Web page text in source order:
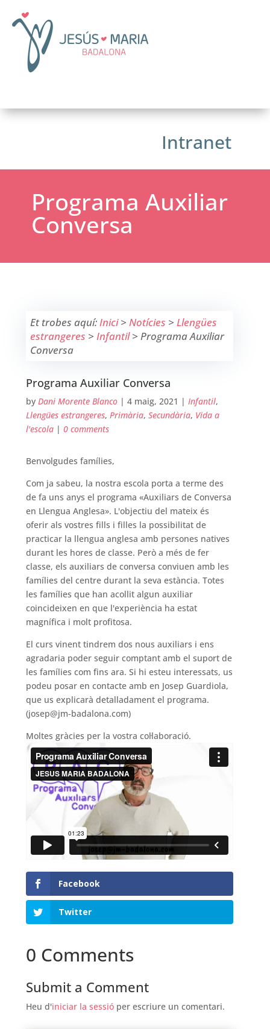
Intranet
Programa Auxiliar
Conversa
Et trobes aquí:Inici> Notícies > Llengües
estrangeres > Infantil> Programa Auxiliar
Conversa
Programa Auxiliar Conversa
by Dani Morente Blanco | 4 maig, 2021 | Infantil,
Llengües estrangeres, Primària, Secundària, Vida a
l'escola | 0 comments
Benvolgudes famílies,
Com ja sabeu, la nostra escola porta a terme des
de fa uns anys el programa «Auxiliars de Conversa
en Llengua Anglesa». L'objectiu del mateix és
oferir als vostres fills i filles la possibilitat de
practicar la llengua anglesa amb persones natives
durant les hores de classe. Però a més de fer
classe, els auxiliars de conversa conviuen amb les
famílies del centre durant la seva estància. Totes
les famílies que han acollit algun auxiliar
coincideixen en que l'experiència ha estat
magnífica i molt profitosa.
El curs vinent tindrem dos nous auxiliars i ens
agradaria poder seguir comptant amb el suport de
les famílies com fins ara. Si hi esteu interessats, us
podeu posar en contacte amb en Josep Guardiola,
que us explicarà detalladament el programa.
(josep@jm-badalona.com)
Moltes gràcies per la vostra col·laboració.
Facebook
Twitter
0 Comments
Submit a Comment
Heu d'iniciar la sessió per escriure un comentari.